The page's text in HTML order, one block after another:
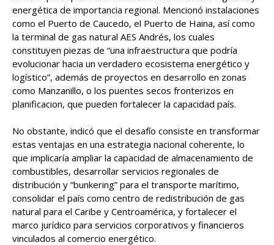
energética de importancia regional. Mencionó instalaciones
como el Puerto de Caucedo, el Puerto de Haina, así como
la terminal de gas natural AES Andrés, los cuales
constituyen piezas de “una infraestructura que podría
evolucionar hacia un verdadero ecosistema energético y
logístico”, además de proyectos en desarrollo en zonas
como Manzanillo, o los puentes secos fronterizos en
planificacion, que pueden fortalecer la capacidad país.
No obstante, indicó que el desafío consiste en transformar
estas ventajas en una estrategia nacional coherente, lo
que implicaría ampliar la capacidad de almacenamiento de
combustibles, desarrollar servicios regionales de
distribución y “bunkering” para el transporte marítimo,
consolidar el país como centro de redistribución de gas
natural para el Caribe y Centroamérica, y fortalecer el
marco jurídico para servicios corporativos y financieros
vinculados al comercio energético.